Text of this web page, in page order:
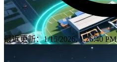
最近更新：1/15/2026, 1:26:40 PM